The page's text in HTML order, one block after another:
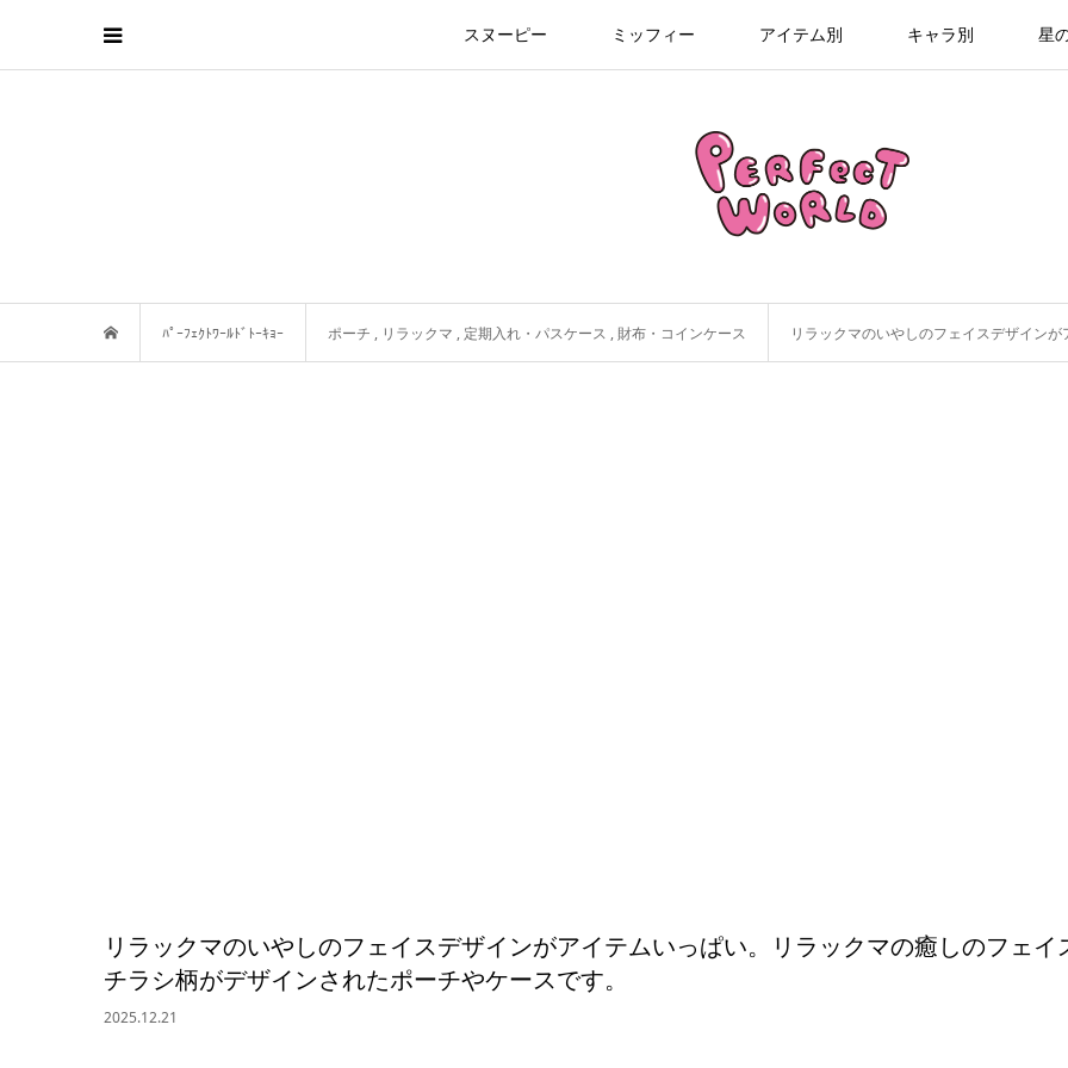
スヌーピー ミッフィー アイテム別 キャラ別 星
ﾊﾟｰﾌｪｸﾄﾜｰﾙﾄﾞﾄｰｷｮｰ ポーチ , リラックマ , 定期入れ・パスケース , 財布・コインケース リラックマのいやしのフェイスデザインがアイテムい
リラックマのいやしのフェイスデザインがアイテムいっぱい。リラックマの癒しのフェイ
チラシ柄がデザインされたポーチやケースです。
2025.12.21